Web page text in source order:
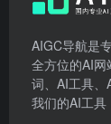
AIGC导航是
全方位的AI
词、AI工具
我们的AI工具